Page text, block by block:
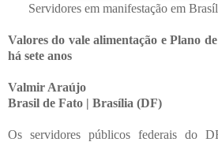
Servidores em manifestação em
Valores do vale alimentação e Plano
há sete anos
Valmir Araújo
Brasil de Fato | Brasília (DF)
Os servidores públicos federais do